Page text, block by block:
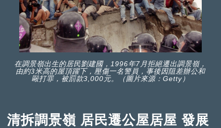
在調景嶺出生的居民劉建國，1996年7月拒絕遷出調景嶺，
由約3米高的屋頂躍下，壓傷一名警員，事後因阻差辦公和
毆打罪，被罰款3,000元。（圖片來源：Getty）
清拆調景嶺 居民遷公屋居屋 發展